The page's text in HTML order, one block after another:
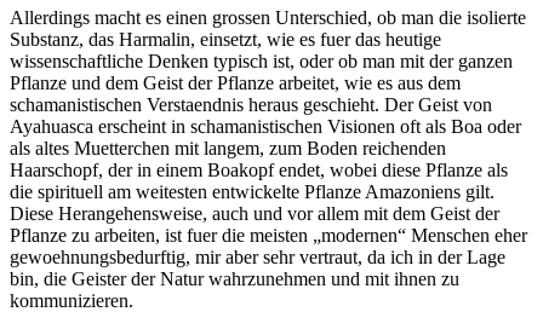
Allerdings macht es einen grossen Unterschied, ob man die isolierte
Substanz, das Harmalin, einsetzt, wie es fuer das heutige
wissenschaftliche Denken typisch ist, oder ob man mit der ganzen
Pflanze und dem Geist der Pflanze arbeitet, wie es aus dem
schamanistischen Verstaendnis heraus geschieht. Der Geist von
Ayahuasca erscheint in schamanistischen Visionen oft als Boa oder
als altes Muetterchen mit langem, zum Boden reichenden
Haarschopf, der in einem Boakopf endet, wobei diese Pflanze als
die spirituell am weitesten entwickelte Pflanze Amazoniens gilt.
Diese Herangehensweise, auch und vor allem mit dem Geist der
Pflanze zu arbeiten, ist fuer die meisten „modernen“ Menschen eher
gewoehnungsbedurftig, mir aber sehr vertraut, da ich in der Lage
bin, die Geister der Natur wahrzunehmen und mit ihnen zu
kommunizieren.